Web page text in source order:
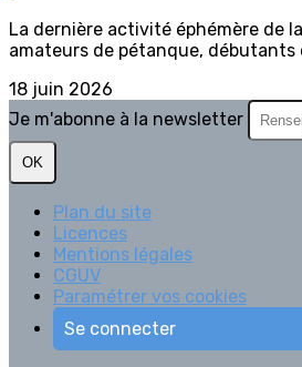
La dernière activité éphémère de
amateurs de pétanque, débutants
18 juin 2026
Je m'abonne à la newsletter
OK
Plan du site
Licences
Mentions légales
CGUV
Paramétrer vos cookies
Se connecter